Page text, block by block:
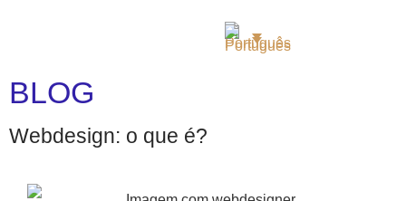
BLOG
Webdesign: o que é?